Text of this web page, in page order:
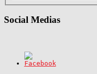
Social Medias